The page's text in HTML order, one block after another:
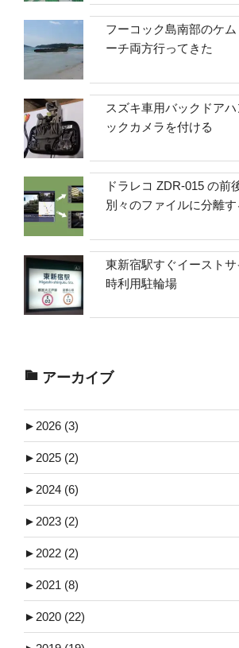
フーコック島南部のケ
ーチ両方行ってきた
スズキ車用バックドア
ックカメラを付ける
ドラレコ ZDR-015 の前
別々のファイルに分離
東新宿駅すぐイースト
時利用駐輪場
アーカイブ
► 2026 (3)
► 2025 (2)
► 2024 (6)
► 2023 (2)
► 2022 (2)
► 2021 (8)
► 2020 (22)